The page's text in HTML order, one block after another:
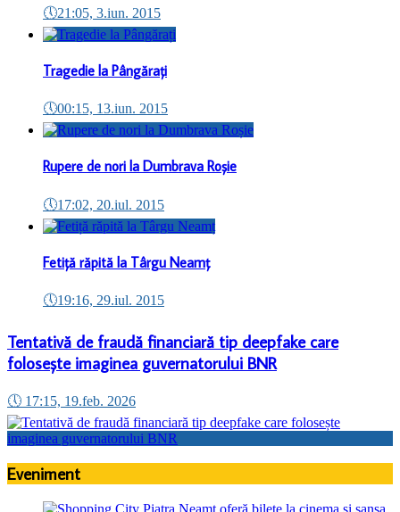
🕔21:05, 3.iun. 2015
Tragedie la Pângărați
🕔00:15, 13.iun. 2015
Rupere de nori la Dumbrava Roșie
🕔17:02, 20.iul. 2015
Fetiță răpită la Târgu Neamț
🕔19:16, 29.iul. 2015
Tentativă de fraudă financiară tip deepfake care
folosește imaginea guvernatorului BNR
🕔 17:15, 19.feb. 2026
Eveniment